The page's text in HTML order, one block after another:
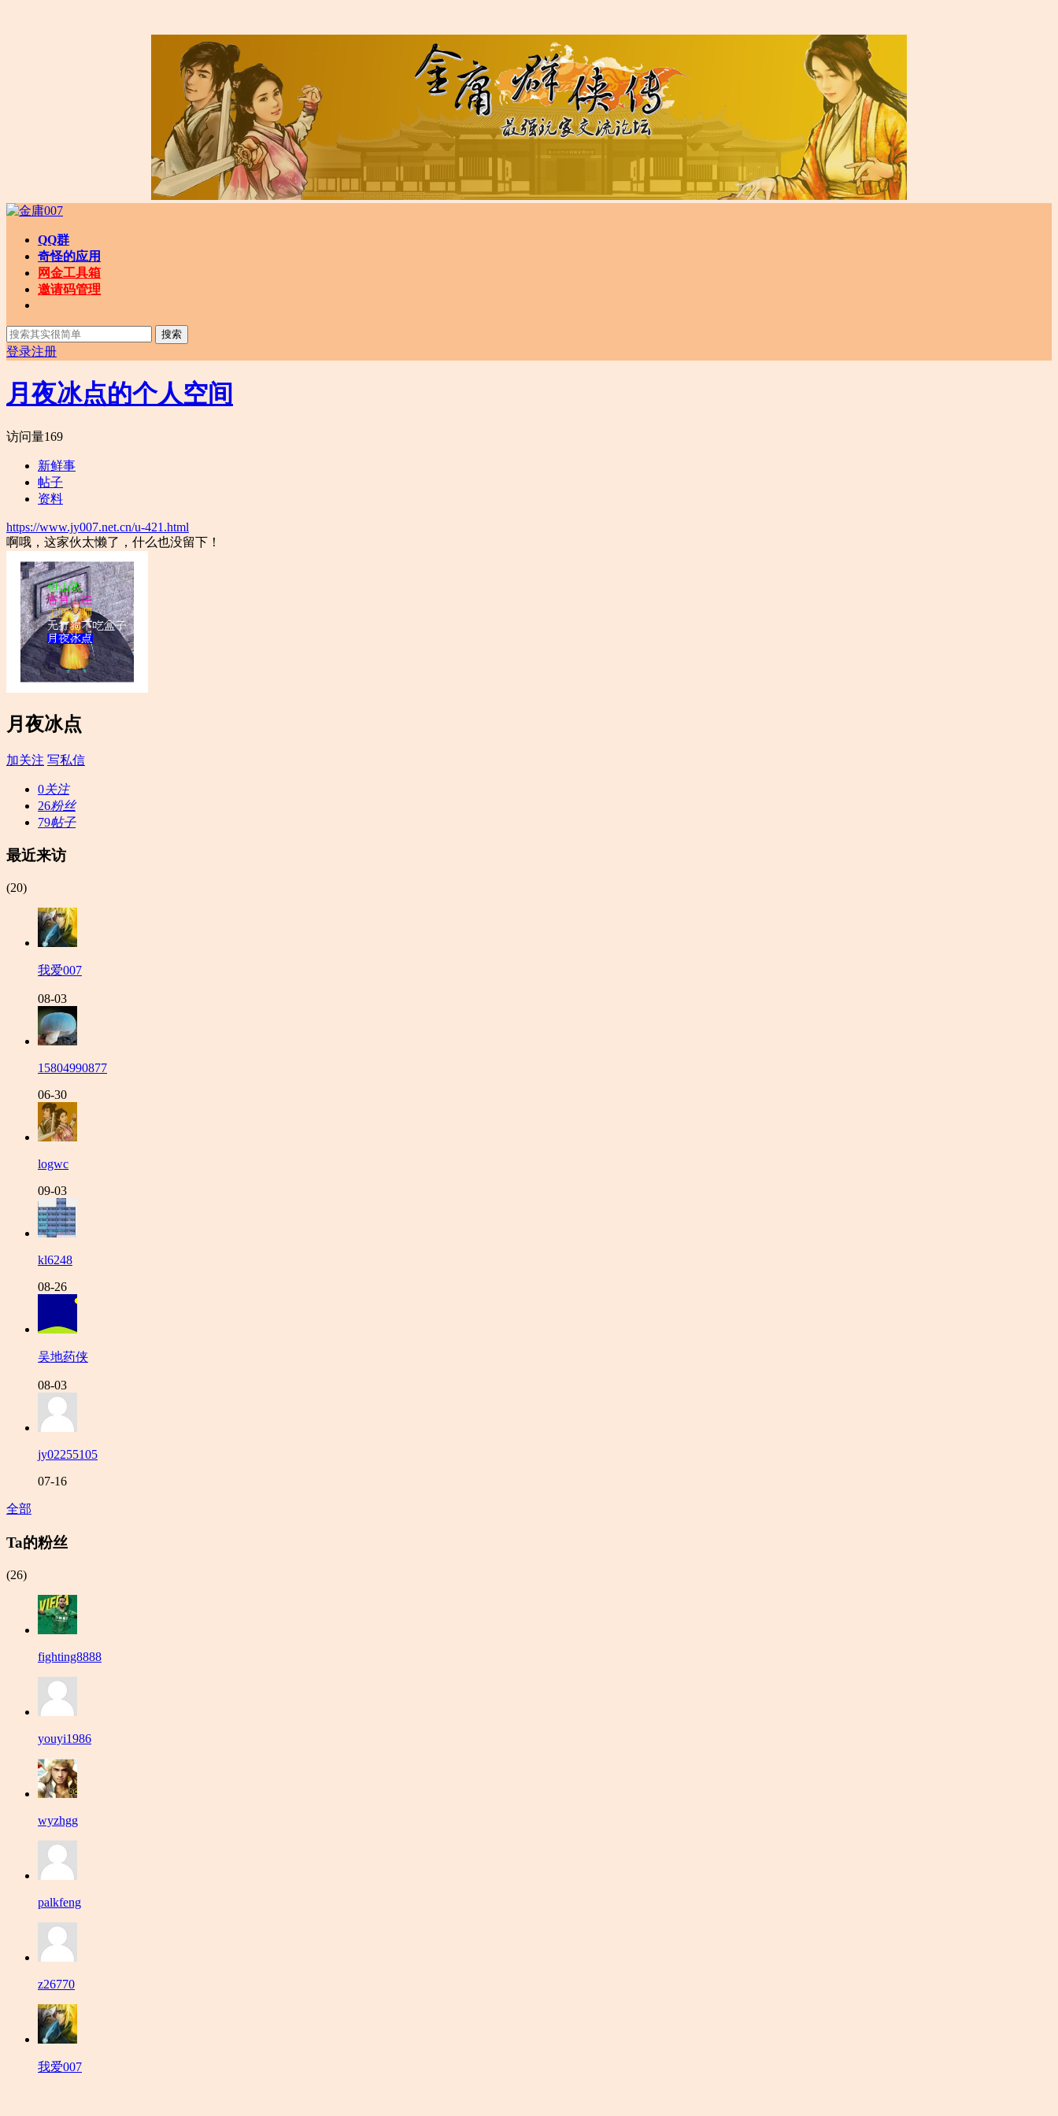
QQ群
奇怪的应用
网金工具箱
邀请码管理
搜索
登录注册
月夜冰点的个人空间
访问量169
新鲜事
帖子
资料
https://www.jy007.net.cn/u-421.html
啊哦，这家伙太懒了，什么也没留下！
月夜冰点
加关注 写私信
0关注
26粉丝
79帖子
最近来访
(20)
我爱007
08-03
15804990877
06-30
logwc
09-03
kl6248
08-26
吴地药侠
08-03
jy02255105
07-16
全部
Ta的粉丝
(26)
fighting8888
youyi1986
wyzhgg
palkfeng
z26770
我爱007